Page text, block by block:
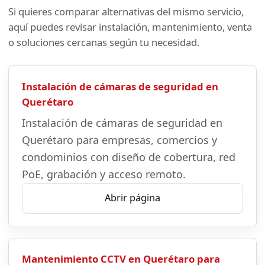
Si quieres comparar alternativas del mismo servicio,
aquí puedes revisar instalación, mantenimiento, venta
o soluciones cercanas según tu necesidad.
Instalación de cámaras de seguridad en
Querétaro
Instalación de cámaras de seguridad en
Querétaro para empresas, comercios y
condominios con diseño de cobertura, red
PoE, grabación y acceso remoto.
Abrir página
Mantenimiento CCTV en Querétaro para